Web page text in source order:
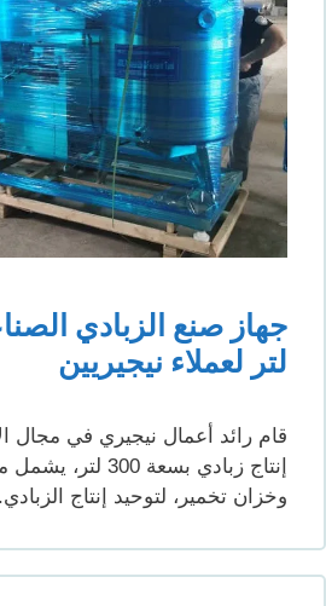
لتر لعملاء نيجيريين
قام رائد أعمال نيجيري في مجال
إنتاج زبادي بسعة 300
وخزان تخمير، لتوحيد إنتاج الزبادي.